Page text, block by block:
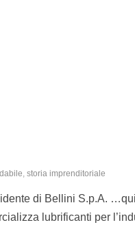
storia imprenditoriale
di Bellini S.p.A.
lubrificanti per